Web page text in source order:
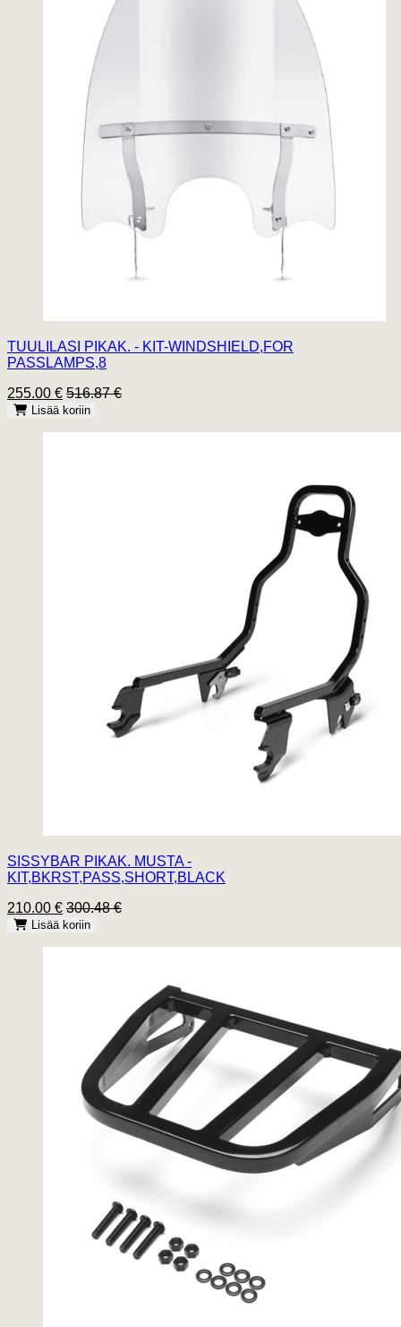
TUULILASI PIKAK. - KIT-WINDSHIELD,FOR
PASSLAMPS,8
255.00 € 516.87 €
Lisää koriin
SISSYBAR PIKAK. MUSTA -
KIT,BKRST,PASS,SHORT,BLACK
210.00 € 300.48 €
Lisää koriin